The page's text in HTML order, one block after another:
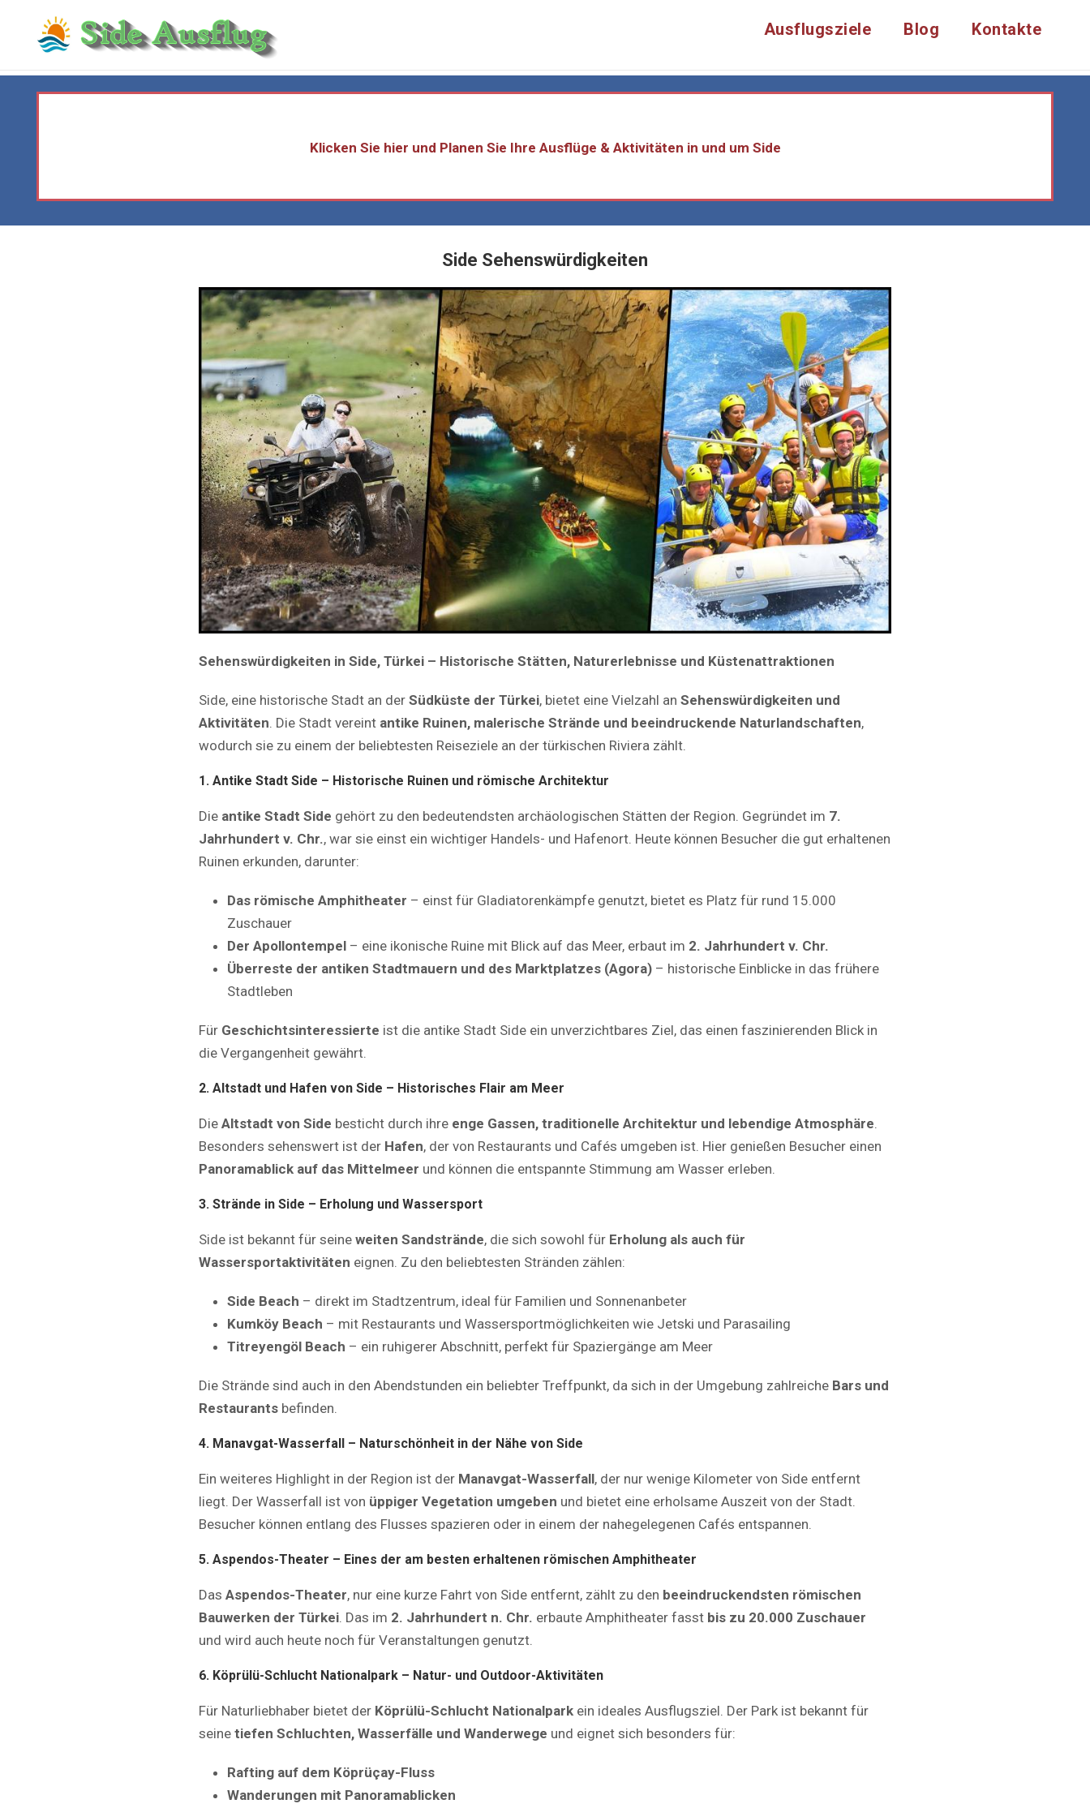
Ausflugsziele Blog Kontakte
Klicken Sie hier und Planen Sie Ihre Ausflüge & Aktivitäten in und um Side
Side Sehenswürdigkeiten
Sehenswürdigkeiten in Side, Türkei – Historische Stätten, Naturerlebnisse und Küstenattraktionen
Side, eine historische Stadt an der Südküste der Türkei, bietet eine Vielzahl an Sehenswürdigkeiten und
Aktivitäten . Die Stadt vereint antike Ruinen, malerische Strände und beeindruckende Naturlandschaften,
wodurch sie zu einem der beliebtesten Reiseziele an der türkischen Riviera zählt.
1. Antike Stadt Side – Historische Ruinen und römische Architektur
Die antike Stadt Side gehört zu den bedeutendsten archäologischen Stätten der Region. Gegründet im 7.
Jahrhundert v. Chr., war sie einst ein wichtiger Handels- und Hafenort. Heute können Besucher die gut erhaltenen
Ruinen erkunden, darunter:
Das römische Amphitheater – einst für Gladiatorenkämpfe genutzt, bietet es Platz für rund 15.000
Zuschauer
Der Apollontempel – eine ikonische Ruine mit Blick auf das Meer, erbaut im 2. Jahrhundert v. Chr.
Überreste der antiken Stadtmauern und des Marktplatzes (Agora) – historische Einblicke in das frühere
Stadtleben
Für Geschichtsinteressierte ist die antike Stadt Side ein unverzichtbares Ziel, das einen faszinierenden Blick in
die Vergangenheit gewährt.
2. Altstadt und Hafen von Side – Historisches Flair am Meer
Die Altstadt von Side besticht durch ihre enge Gassen, traditionelle Architektur und lebendige Atmosphäre
Besonders sehenswert ist der Hafen, der von Restaurants und Cafés umgeben ist. Hier genießen Besucher einen
Panoramablick auf das Mittelmeer und können die entspannte Stimmung am Wasser erleben.
3. Strände in Side – Erholung und Wassersport
Side ist bekannt für seine weiten Sandstrände, die sich sowohl für Erholung als auch für
Wassersportaktivitäten eignen. Zu den beliebtesten Stränden zählen:
Side Beach – direkt im Stadtzentrum, ideal für Familien und Sonnenanbeter
Kumköy Beach – mit Restaurants und Wassersportmöglichkeiten wie Jetski und Parasailing
Titreyengöl Beach – ein ruhigerer Abschnitt, perfekt für Spaziergänge am Meer
Die Strände sind auch in den Abendstunden ein beliebter Treffpunkt, da sich in der Umgebung zahlreiche Bars und
Restaurants befinden.
4. Manavgat-Wasserfall – Naturschönheit in der Nähe von Side
Ein weiteres Highlight in der Region ist der Manavgat-Wasserfall, der nur wenige Kilometer von Side entfernt
liegt. Der Wasserfall ist von üppiger Vegetation umgeben und bietet eine erholsame Auszeit von der Stadt.
Besucher können entlang des Flusses spazieren oder in einem der nahegelegenen Cafés entspannen.
5. Aspendos-Theater – Eines der am besten erhaltenen römischen Amphitheater
Das Aspendos-Theater, nur eine kurze Fahrt von Side entfernt, zählt zu den beeindruckendsten römischen
Bauwerken der Türkei . Das im 2. Jahrhundert n. Chr. erbaute Amphitheater fasst bis zu 20.000 Zuschauer
und wird auch heute noch für Veranstaltungen genutzt.
6. Köprülü-Schlucht Nationalpark – Natur- und Outdoor-Aktivitäten
Für Naturliebhaber bietet der Köprülü-Schlucht Nationalpark ein ideales Ausflugsziel. Der Park ist bekannt für
seine tiefen Schluchten, Wasserfälle und Wanderwege und eignet sich besonders für:
Rafting auf dem Köprüçay-Fluss
Wanderungen mit Panoramablicken